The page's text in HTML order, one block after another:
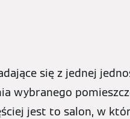
się z jednej
wybranego
jest to salon, w